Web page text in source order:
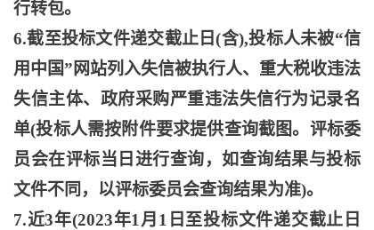
行转包。
6.截至投标文件递交截止日(含),投标人未被“信
用中国”网站列入失信被执行人、重大税收违法
失信主体、政府采购严重违法失信行为记录名
单(投标人需按附件要求提供查询截图。评标委
员会在评标当日进行查询，如查询结果与投标
文件不同，以评标委员会查询结果为准)。
7.近3年(2023年1月1日至投标文件递交截止日